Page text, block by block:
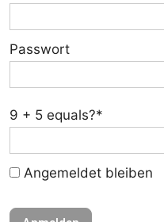
Passwort
9 + 5 equals?*
Angemeldet bleiben